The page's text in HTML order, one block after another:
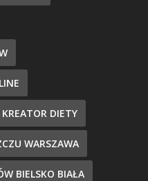
KREATOR DIETY
WARSZAWA
BIELSKO BIAŁA